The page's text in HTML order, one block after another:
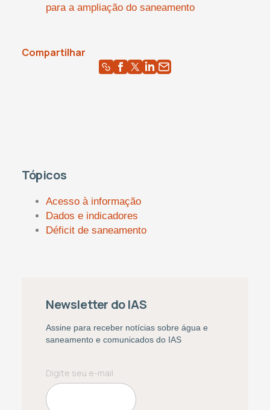
para a ampliação do saneamento
Compartilhar
Tópicos
Acesso à informação
Dados e indicadores
Déficit de saneamento
Newsletter do IAS
Assine para receber notícias sobre água e
saneamento e comunicados do IAS